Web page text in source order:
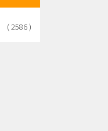
( 2586 )